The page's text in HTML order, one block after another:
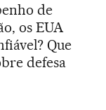
de
os EUA
Que
defesa